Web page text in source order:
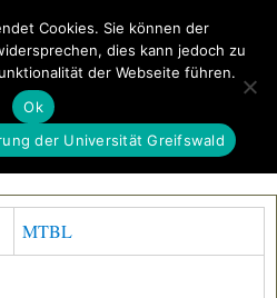
MENÜ
MTBL
Cookies. Sie können der
dies kann jedoch zu
der Webseite führen.
Ok
der Universität Greifswald